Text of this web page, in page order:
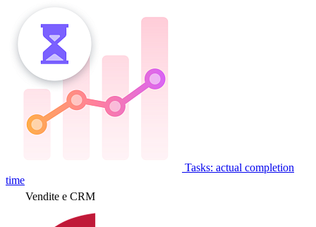
Tasks: actual completion
time
Vendite e CRM